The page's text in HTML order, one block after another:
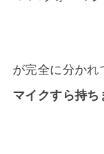
が完全に分かれ
マイクすら持ち